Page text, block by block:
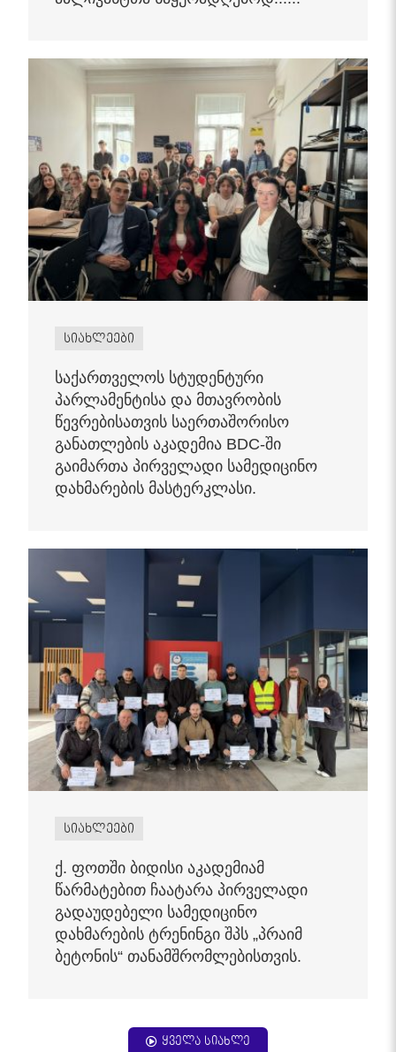
სიახლეები
საქართველოს სტუდენტური
პარლამენტისა და მთავრობის
წევრებისათვის საერთაშორისო
განათლების აკადემია BDC-ში
გაიმართა პირველადი სამედიცინო
დახმარების მასტერკლასი.
სიახლეები
ქ. ფოთში ბიდისი აკადემიამ
წარმატებით ჩაატარა პირველადი
გადაუდებელი სამედიცინო
დახმარების ტრენინგი შპს „პრაიმ
ბეტონის“ თანამშრომლებისთვის.
ყველა სიახლე